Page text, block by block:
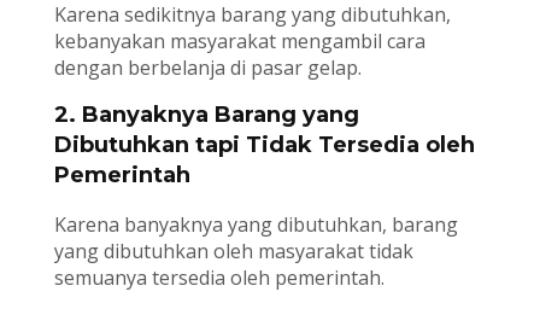
Karena sedikitnya barang yang dibutuhkan,
kebanyakan masyarakat mengambil cara
dengan berbelanja di pasar gelap.
2. Banyaknya Barang yang
Dibutuhkan tapi Tidak Tersedia oleh
Pemerintah
Karena banyaknya yang dibutuhkan, barang
yang dibutuhkan oleh masyarakat tidak
semuanya tersedia oleh pemerintah.